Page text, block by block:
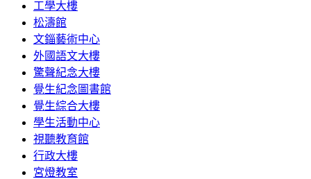
工學大樓
松濤館
文錙藝術中心
外國語文大樓
驚聲紀念大樓
覺生紀念圖書館
覺生綜合大樓
學生活動中心
視聽教育館
行政大樓
宮燈教室